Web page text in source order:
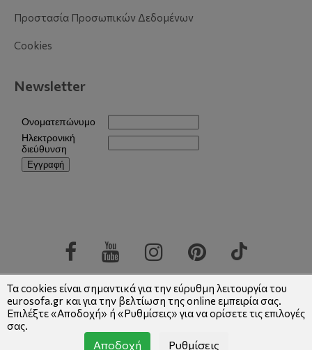
Προστασία Προσωπικών Δεδομένων
Cookies
Newsletter
Copyright © 2026 Eurosofa|Αρ.ΓΕΜΗ: 004922701000
Τα cookies είναι σημαντικά για την εύρυθμη λειτουργία του
eurosofa.gr και για την βελτίωση της online εμπειρία σας.
Επιλέξτε «Αποδοχή» ή «Ρυθμίσεις» για να ορίσετε τις επιλογές
σας.
Αποδοχή Ρυθμίσεις